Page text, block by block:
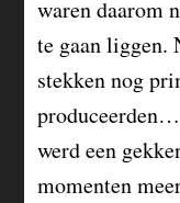
waren daarom
te gaan liggen.
stekken nog
werd een
momenten